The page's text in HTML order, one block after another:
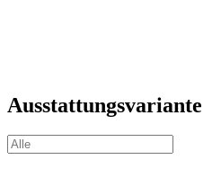
Ausstattungsvariante